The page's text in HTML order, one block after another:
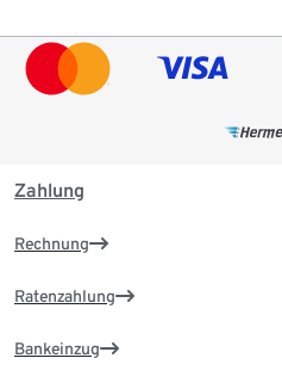
Zahlung
Rechnung
Ratenzahlung
Bankeinzug